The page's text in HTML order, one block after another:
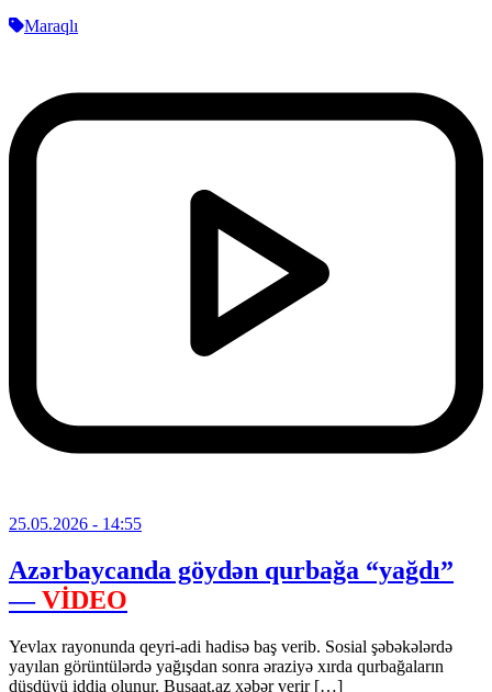
Maraqlı
25.05.2026 - 14:55
Azərbaycanda göydən qurbağa “yağdı”
—VİDEO
Yevlax rayonunda qeyri-adi hadisə baş verib. Sosial şəbəkələrdə
yayılan görüntülərdə yağışdan sonra əraziyə xırda qurbağaların
düşdüyü iddia olunur. Busaat.az xəbər verir […]